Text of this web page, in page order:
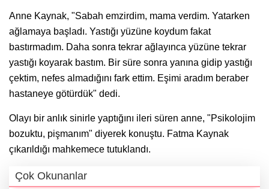
Anne Kaynak, "Sabah emzirdim, mama verdim. Yatarken
ağlamaya başladı. Yastığı yüzüne koydum fakat
bastırmadım. Daha sonra tekrar ağlayınca yüzüne tekrar
yastığı koyarak bastım. Bir süre sonra yanına gidip yastığı
çektim, nefes almadığını fark ettim. Eşimi aradım beraber
hastaneye götürdük" dedi.
Olayı bir anlık sinirle yaptığını ileri süren anne, "Psikolojim
bozuktu, pişmanım" diyerek konuştu. Fatma Kaynak
çıkarıldığı mahkemece tutuklandı.
Çok Okunanlar